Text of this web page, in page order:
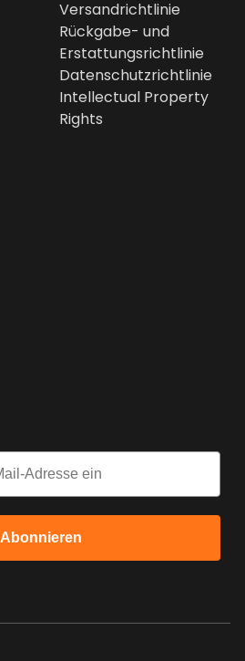
Versandrichtlinie
Rückgabe- und
Erstattungsrichtlinie
Datenschutzrichtlinie
Intellectual Property
Rights
Abonnieren